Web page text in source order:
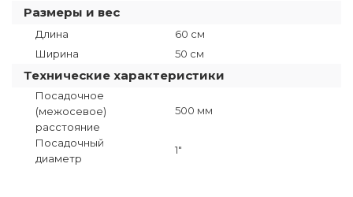
Размеры и вес
Длина
60 см
Ширина
50 см
Технические характеристики
Посадочное
(межосевое)
расстояние
500 мм
Посадочный
диаметр
1"